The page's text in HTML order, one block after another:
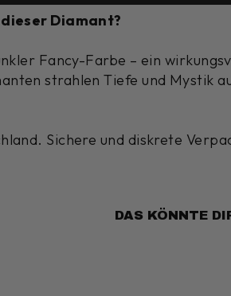
Diamant?
Fancy-Farbe – ein
strahlen Tiefe und Mystik
Sichere und diskrete
DAS KÖNNTE